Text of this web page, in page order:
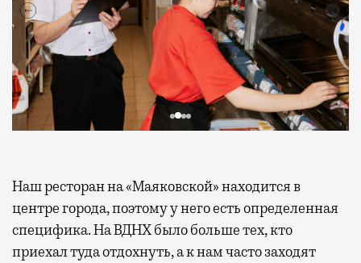
Наш ресторан на «Маяковской» находится в
центре города, поэтому у него есть определенная
специфика. На ВДНХ было больше тех, кто
приехал туда отдохнуть, а к нам часто заходят